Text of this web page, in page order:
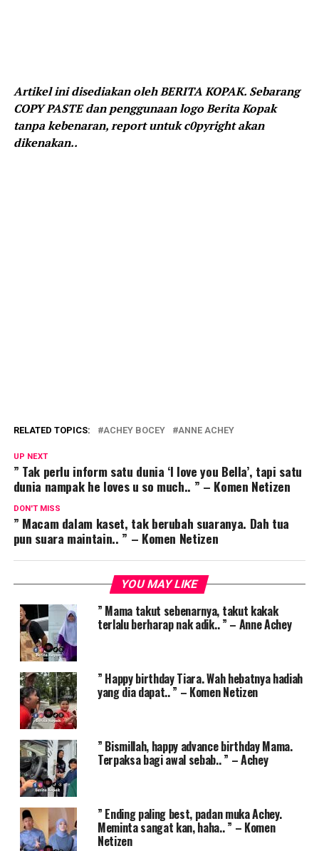
Artikel ini disediakan oleh BERITA KOPAK. Sebarang
COPY PASTE dan penggunaan logo Berita Kopak
tanpa kebenaran, report untuk c0pyright akan
dikenakan..
RELATED TOPICS: ACHEY BOCEY ANNE ACHEY
UP NEXT
” Tak perlu inform satu dunia ‘I love you Bella’, tapi satu
dunia nampak he loves u so much.. ” – Komen Netizen
DON'T MISS
” Macam dalam kaset, tak berubah suaranya. Dah tua
pun suara maintain.. ” – Komen Netizen
YOU MAY LIKE
” Mama takut sebenarnya, takut kakak
terlalu berharap nak adik.. ” – Anne Achey
” Happy birthday Tiara. Wah hebatnya hadiah
yang dia dapat.. ” – Komen Netizen
” Bismillah, happy advance birthday Mama.
Terpaksa bagi awal sebab.. ” – Achey
” Ending paling best, padan muka Achey.
Meminta sangat kan, haha.. ” – Komen
Netizen